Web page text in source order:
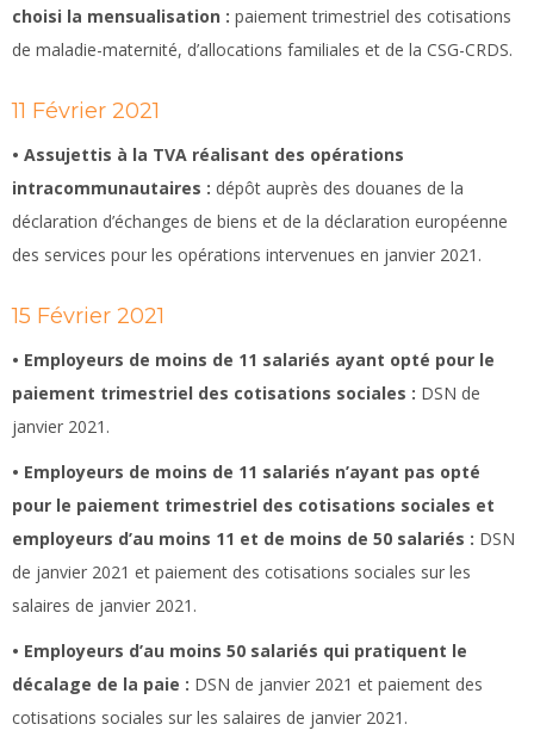
choisi la mensualisation : paiement trimestriel des cotisations
de maladie-maternité, d’allocations familiales et de la CSG-CRDS.
11 Février 2021
• Assujettis à la TVA réalisant des opérations
intracommunautaires : dépôt auprès des douanes de la
déclaration d’échanges de biens et de la déclaration européenne
des services pour les opérations intervenues en janvier 2021.
15 Février 2021
• Employeurs de moins de 11 salariés ayant opté pour le
paiement trimestriel des cotisations sociales : DSN de
janvier 2021.
• Employeurs de moins de 11 salariés n’ayant pas opté
pour le paiement trimestriel des cotisations sociales et
employeurs d’au moins 11 et de moins de 50 salariés : DSN
de janvier 2021 et paiement des cotisations sociales sur les
salaires de janvier 2021.
• Employeurs d’au moins 50 salariés qui pratiquent le
décalage de la paie : DSN de janvier 2021 et paiement des
cotisations sociales sur les salaires de janvier 2021.